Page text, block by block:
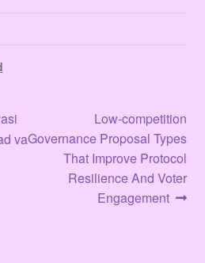
va
Siguiente:
Low-competition
Governance Proposal Types
That Improve Protocol
Resilience And Voter
Engagement